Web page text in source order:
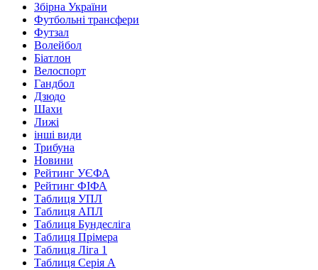
Збірна України
Футбольні трансфери
Футзал
Волейбол
Біатлон
Велоспорт
Гандбол
Дзюдо
Шахи
Лижі
інші види
Трибуна
Новини
Рейтинг УЄФА
Рейтинг ФІФА
Таблиця УПЛ
Таблиця АПЛ
Таблиця Бундесліга
Таблиця Прімера
Таблиця Ліга 1
Таблиця Серія А